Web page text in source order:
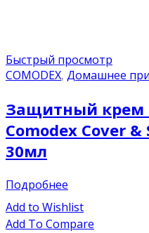
Быстрый просмотр
COMODEX, Домашнее
Защитный крем
Comodex Cover &
30мл
Подробнее
Add to Wishlist
Add To Compare